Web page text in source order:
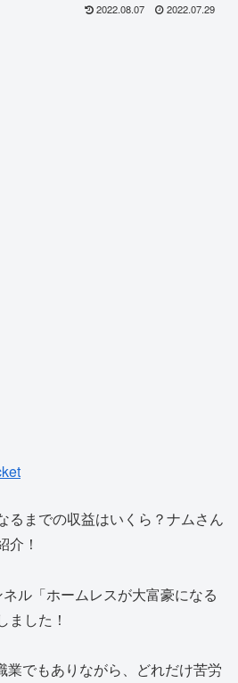
2022.08.07 2022.07.29
るまでの収益はいくら？ナムさん
介！
ル「ホームレスが大富豪になる
ました！
業でもありながら、どれだけ苦労